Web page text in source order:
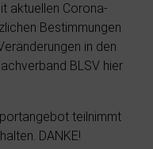
aktuellen Corona-
Bestimmungen
in den
BLSV hier
teilnimmt
DANKE!